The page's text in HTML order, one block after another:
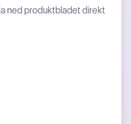
ned produktbladet direkt